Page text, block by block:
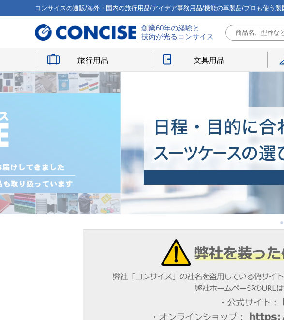
コンサイスの通販/海外・国内の旅行用品/アイデア事務用品/機能の革製品/プロも使う製
創業60年の経験と
技術が光るコンサイス
旅行用品 文具用品